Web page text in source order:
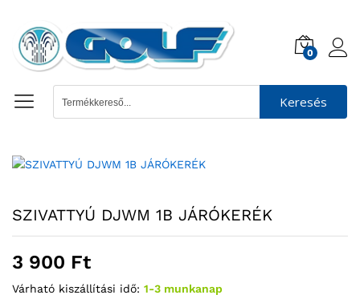
0
Keresés
SZIVATTYÚ DJWM 1B JÁRÓKERÉK
3 900 Ft
Várható kiszállítási idő: 1-3 munkanap